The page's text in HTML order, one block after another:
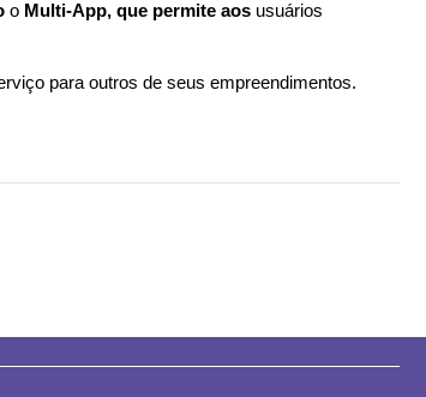
o Multi-App, que permite aos usuários
para outros de seus empreendimentos.